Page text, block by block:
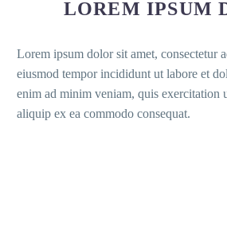
LOREM IPSUM
Lorem ipsum dolor sit amet, consectetur
eiusmod tempor incididunt ut labore et
enim ad minim veniam, quis exercitation
aliquip ex ea commodo consequat.